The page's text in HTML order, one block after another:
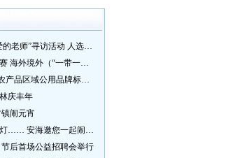
第十届晋江市“我最喜爱的老师”寻访活动 人选推荐火热进行中 快来“秀”您最喜爱的老师
全国博士后创新创业大赛 海外境外（“一带一路”）赛七大赛道等你来战
最高奖金3万元 晋江市农产品区域公用品牌标识Logo及特色农产品包装设计征集活动正式启动
庆丰年
闹元宵
攻炮城、猜灯谜、赏花灯…… 安海邀您一起闹元宵
后首场公益招聘会举行